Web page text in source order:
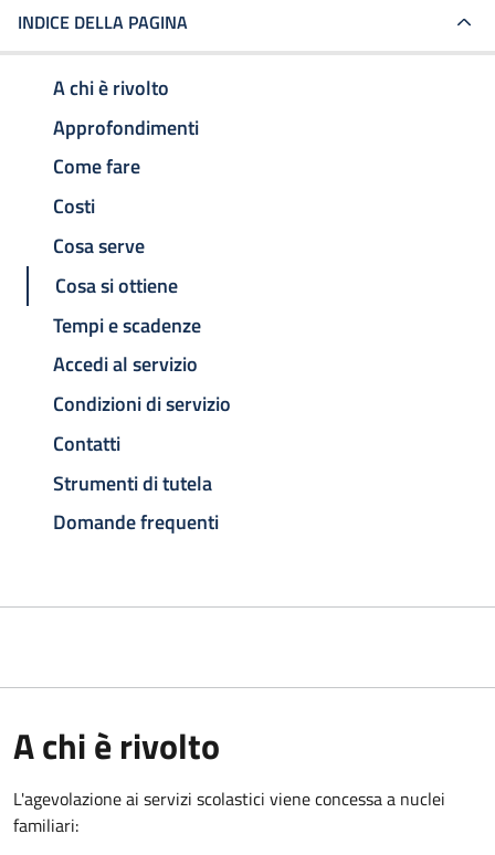
INDICE DELLA PAGINA
A chi è rivolto
Approfondimenti
Come fare
Costi
Cosa serve
Cosa si ottiene
Tempi e scadenze
Accedi al servizio
Condizioni di servizio
Contatti
Strumenti di tutela
Domande frequenti
A chi è rivolto
L'agevolazione ai servizi scolastici viene concessa a nuclei
familiari: